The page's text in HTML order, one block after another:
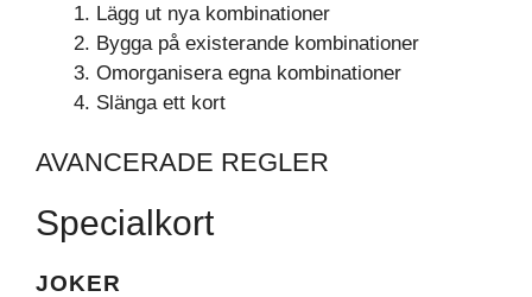
Lägg ut nya kombinationer
Bygga på existerande kombinationer
Omorganisera egna kombinationer
Slänga ett kort
AVANCERADE REGLER
Specialkort
JOKER